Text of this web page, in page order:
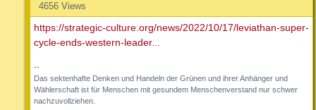
4656 Views
https://strategic-culture.org/news/2022/10/17/leviathan-super-
cycle-ends-western-leader...
--
Das sektenhafte Denken und Handeln der Grünen und ihrer Anhänger und
Wählerschaft ist für Menschen mit gesundem Menschenverstand nur schwer
nachzuvollziehen.